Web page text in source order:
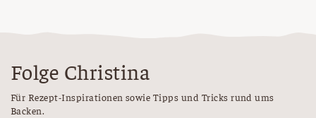
Folge Christina
Für Rezept-Inspirationen sowie Tipps und Tricks rund ums
Backen.